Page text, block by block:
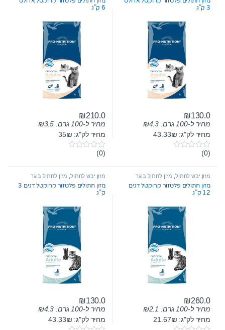
f
5
f
5
3 ק”ג
₪130.0
מחיר ל-100 גרם: ₪4.3
מחיר לק"ג: 43.33₪
0
t
o
f
5
(0)
6 ק”ג
₪210.0
מחיר ל-100 גרם: ₪3.5
מחיר לק"ג: 35₪
0
t
o
f
5
(0)
מזון יבש לחתול מזון לחתול בוגר
מזון חתולים פלטזור קרוקטל דגים
12 ק”ג
₪260.0
מחיר ל-100 גרם: ₪2.1
מחיר לק"ג: 21.67₪
מזון יבש לחתול מזון לחתול בוגר
מזון חתולים פלטזור קרוקטל דגים 3
ק”ג
₪130.0
מחיר ל-100 גרם: ₪4.3
מחיר לק"ג: 43.33₪